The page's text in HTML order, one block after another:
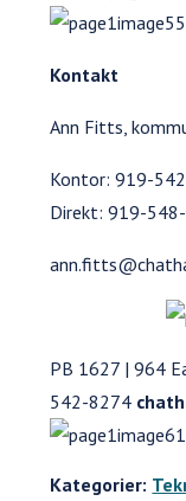
Kontakt
Ann Fitts,
Kontor: 919-
Direkt: 919-
PB 1627 | 964
542-8274
Kategorier: